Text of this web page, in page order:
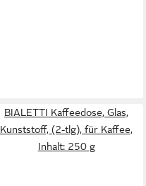
BIALETTI Kaffeedose, Glas,
Kunststoff, (2-tlg), für Kaffee,
Inhalt: 250 g